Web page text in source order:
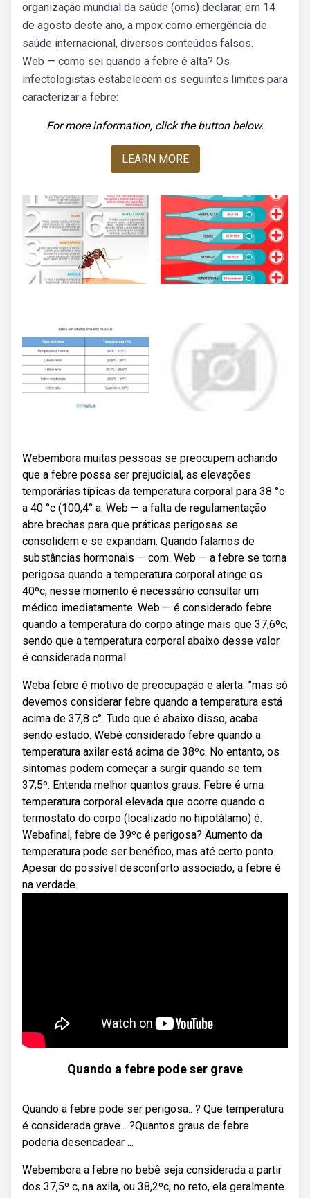
organização mundial da saúde (oms) declarar, em 14
de agosto deste ano, a mpox como emergência de
saúde internacional, diversos conteúdos falsos.
Web — como sei quando a febre é alta? Os
infectologistas estabelecem os seguintes limites para
caracterizar a febre:
For more information, click the button below.
LEARN MORE
Webembora muitas pessoas se preocupem achando
que a febre possa ser prejudicial, as elevações
temporárias típicas da temperatura corporal para 38 °c
a 40 °c (100,4° a. Web — a falta de regulamentação
abre brechas para que práticas perigosas se
consolidem e se expandam. Quando falamos de
substâncias hormonais — com. Web — a febre se torna
perigosa quando a temperatura corporal atinge os
40ºc, nesse momento é necessário consultar um
médico imediatamente. Web — é considerado febre
quando a temperatura do corpo atinge mais que 37,6ºc,
sendo que a temperatura corporal abaixo desse valor
é considerada normal.
Weba febre é motivo de preocupação e alerta. ”mas só
devemos considerar febre quando a temperatura está
acima de 37,8 c°. Tudo que é abaixo disso, acaba
sendo estado. Webé considerado febre quando a
temperatura axilar está acima de 38ºc. No entanto, os
sintomas podem começar a surgir quando se tem
37,5º. Entenda melhor quantos graus. Febre é uma
temperatura corporal elevada que ocorre quando o
termostato do corpo (localizado no hipotálamo) é.
Webafinal, febre de 39ºc é perigosa? Aumento da
temperatura pode ser benéfico, mas até certo ponto.
Apesar do possível desconforto associado, a febre é
na verdade.
Quando a febre pode ser grave
Quando a febre pode ser perigosa.. ? Que temperatura
é considerada grave... ?Quantos graus de febre
poderia desencadear ...
Webembora a febre no bebê seja considerada a partir
dos 37,5º c, na axila, ou 38,2ºc, no reto, ela geralmente